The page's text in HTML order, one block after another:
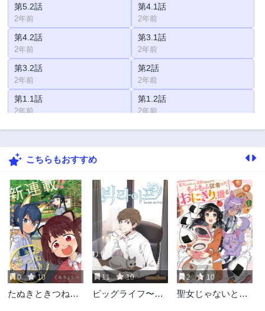
第5.2話
2年前
第4.1話
2年前
第4.2話
2年前
第3.1話
2年前
第3.2話
2年前
第2話
2年前
第1.1話
2年前
第1.2話
2年前
こちらもおすすめ
0 10
たぬきときつねと
11 10
ビッグライフ〜無
2 10
聖女じゃないと追